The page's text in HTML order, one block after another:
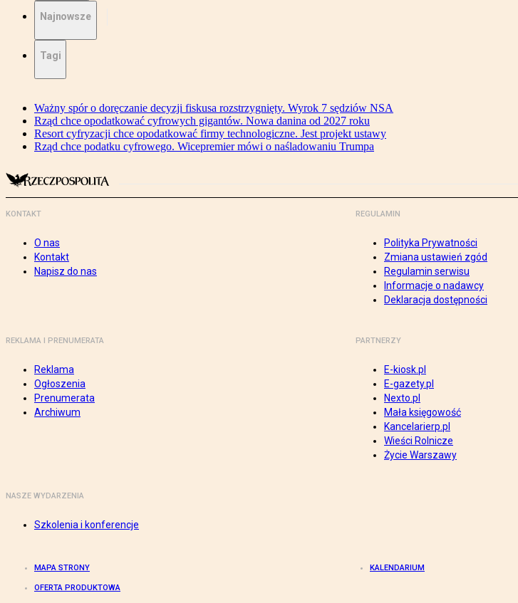
Najnowsze
Tagi
Ważny spór o doręczanie decyzji fiskusa rozstrzygnięty. Wyrok 7 sędziów NSA
Rząd chce opodatkować cyfrowych gigantów. Nowa danina od 2027 roku
Resort cyfryzacji chce opodatkować firmy technologiczne. Jest projekt ustawy
Rząd chce podatku cyfrowego. Wicepremier mówi o naśladowaniu Trumpa
KONTAKT
O nas
Kontakt
Napisz do nas
REGULAMIN
Polityka Prywatności
Zmiana ustawień zgód
Regulamin serwisu
Informacje o nadawcy
Deklaracja dostępności
REKLAMA I PRENUMERATA
Reklama
Ogłoszenia
Prenumerata
Archiwum
PARTNERZY
E-kiosk.pl
E-gazety.pl
Nexto.pl
Mała księgowość
Kancelarierp.pl
Wieści Rolnicze
Życie Warszawy
NASZE WYDARZENIA
Szkolenia i konferencje
MAPA STRONY KALENDARIUM
OFERTA PRODUKTOWA